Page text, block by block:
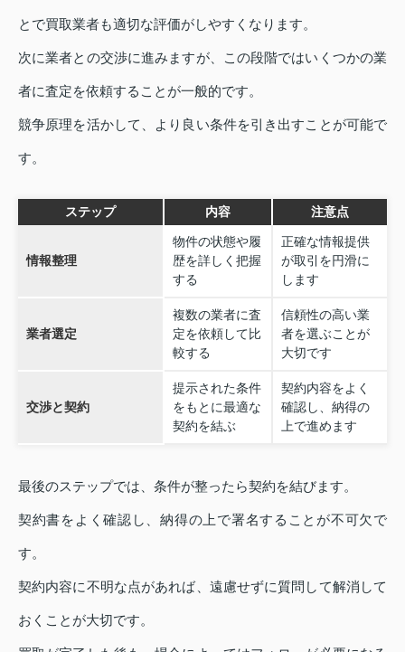
とで買取業者も適切な評価がしやすくなります。
次に業者との交渉に進みますが、この段階ではいくつかの業
者に査定を依頼することが一般的です。
競争原理を活かして、より良い条件を引き出すことが可能で
す。
ステップ 内容 注意点
情報整理
物件の状態や履
歴を詳しく把握
する
正確な情報提供
が取引を円滑に
します
業者選定
複数の業者に査
定を依頼して比
較する
信頼性の高い業
者を選ぶことが
大切です
交渉と契約
提示された条件
をもとに最適な
契約を結ぶ
契約内容をよく
確認し、納得の
上で進めます
最後のステップでは、条件が整ったら契約を結びます。
契約書をよく確認し、納得の上で署名することが不可欠で
す。
契約内容に不明な点があれば、遠慮せずに質問して解消して
おくことが大切です。